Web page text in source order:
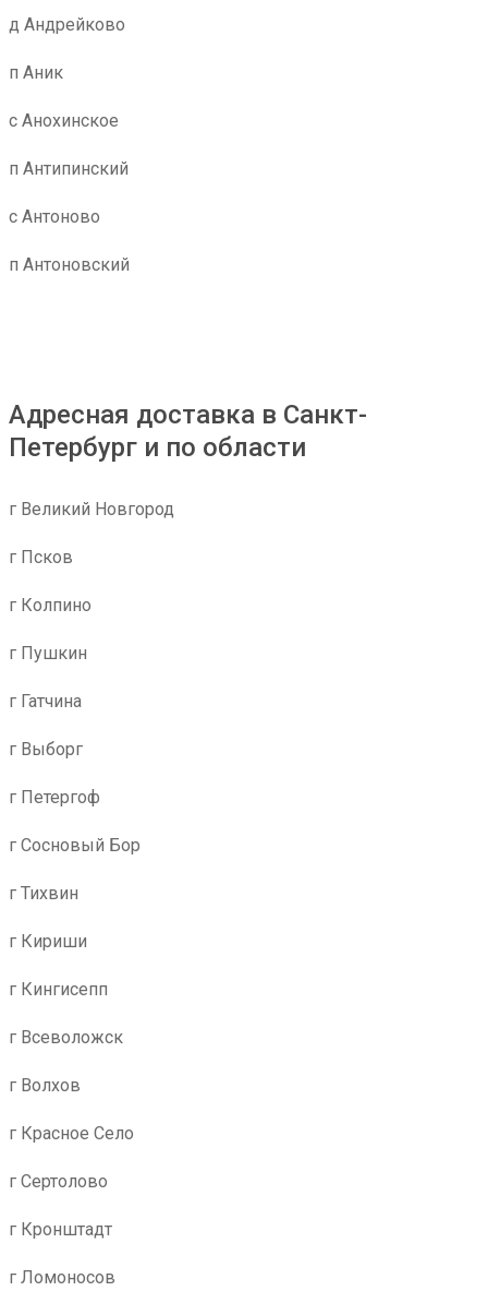
д Андрейково
п Аник
с Анохинское
п Антипинский
с Антоново
п Антоновский
Адресная доставка в Санкт-
Петербург и по области
г Великий Новгород
г Псков
г Колпино
г Пушкин
г Гатчина
г Выборг
г Петергоф
г Сосновый Бор
г Тихвин
г Кириши
г Кингисепп
г Всеволожск
г Волхов
г Красное Село
г Сертолово
г Кронштадт
г Ломоносов